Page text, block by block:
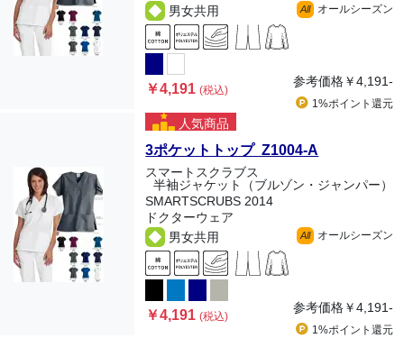
男女共用
All オールシーズン
￥4,191(税込)
参考価格￥4,191-
1%ポイント 還元
人気商品
3ポケットトップ Z1004-A
スマートスクラブス
半袖ジャケット（ブルゾン・ジャンパー）
SMARTSCRUBS 2014
ドクターウェア
男女共用
All オールシーズン
￥4,191(税込)
参考価格￥4,191-
1%ポイント 還元